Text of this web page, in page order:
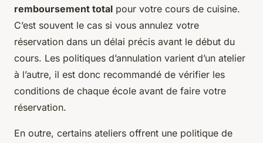
remboursement total pour votre cours de cuisine.
C’est souvent le cas si vous annulez votre
réservation dans un délai précis avant le début du
cours. Les politiques d’annulation varient d’un atelier
à l’autre, il est donc recommandé de vérifier les
conditions de chaque école avant de faire votre
réservation.
En outre, certains ateliers offrent une politique de